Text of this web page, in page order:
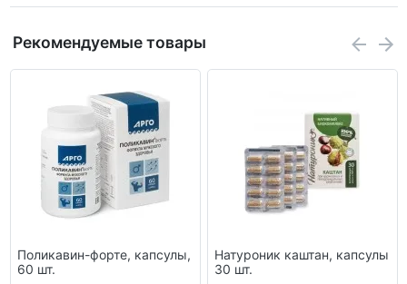
Рекомендуемые товары
Поликавин-форте, капсулы,
60 шт.
Натуроник каштан, капсулы
30 шт.